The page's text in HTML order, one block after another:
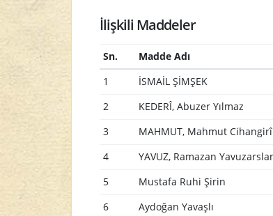
İlişkili Maddeler
Sn. Madde Adı
1
İSMAİL ŞİMŞEK
2 KEDERÎ, Abuzer Yılmaz
3 MAHMUT, Mahmut Cihangirî
4 YAVUZ, Ramazan
5 Mustafa Ruhi Şirin
6 Aydoğan Yavaşlı